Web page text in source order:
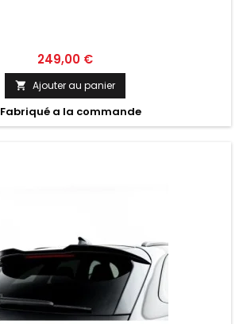
Prix
249,00 €
 Ajouter au panier
Fabriqué a la commande